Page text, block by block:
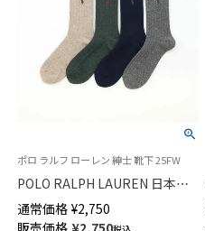
ポロ ラルフ ローレン 紳士 靴下 25FW
POLO RALPH LAUREN 日本製
カシミヤ混 ケーブル編み ポロ
ポニー刺しゅう クルー丈 ビジ
通常価格 ¥2,750
販売価格 ¥2,750